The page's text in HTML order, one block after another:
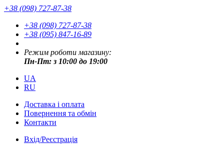
+38 (098) 727-87-38
+38 (098) 727-87-38
+38 (095) 847-16-89
Режим роботи магазину:
Пн-Пт: з 10:00 до 19:00
UA
RU
Доставка і оплата
Повернення та обмін
Контакти
Вхід/Реєстрація